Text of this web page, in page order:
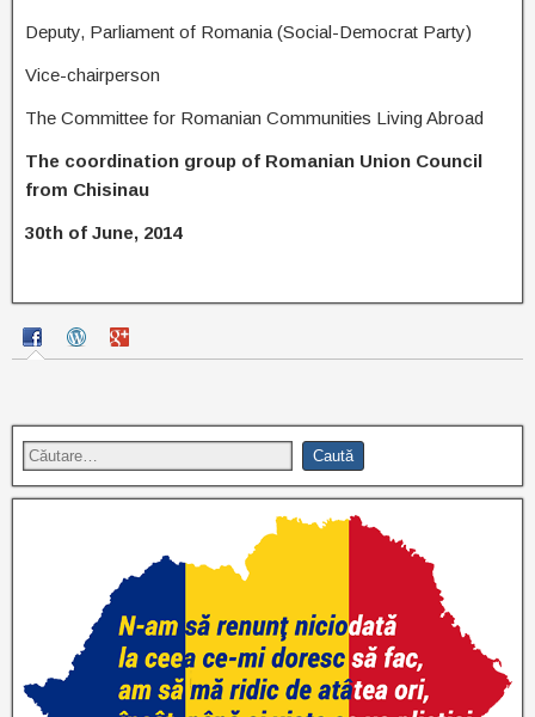
Deputy, Parliament of Romania (Social-Democrat Party)
Vice-chairperson
The Committee for Romanian Communities Living Abroad
The coordination group of Romanian Union Council
from Chisinau
30th of June, 2014